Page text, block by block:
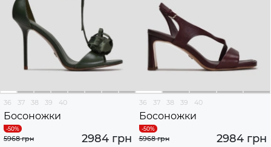
36 37 38 39 40
Босоножки
2984 грн
5968 грн
36 37 38 39 40
Босоножки
2984 грн
5968 грн